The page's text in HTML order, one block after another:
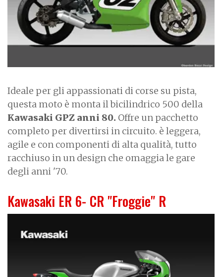
Ideale per gli appassionati di corse su pista,
questa moto è monta il bicilindrico 500 della
Kawasaki GPZ anni 80. Offre un pacchetto
completo per divertirsi in circuito. è leggera,
agile e con componenti di alta qualità, tutto
racchiuso in un design che omaggia le gare
degli anni '70.
Kawasaki ER 6- CR "Froggie" R